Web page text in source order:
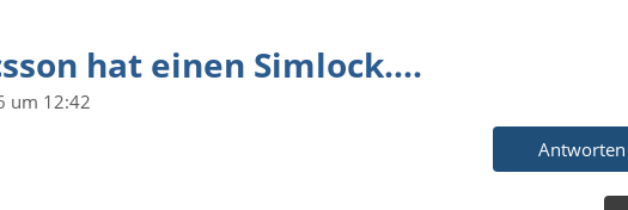
hat einen Simlock....
um 12:42
Antworten